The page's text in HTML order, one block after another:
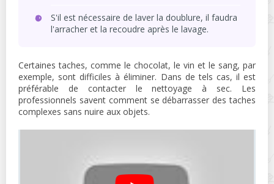
S'il est nécessaire de laver la doublure, il faudra
l'arracher et la recoudre après le lavage.
Certaines taches, comme le chocolat, le vin et le sang, par
exemple, sont difficiles à éliminer. Dans de tels cas, il est
préférable de contacter le nettoyage à sec. Les
professionnels savent comment se débarrasser des taches
complexes sans nuire aux objets.